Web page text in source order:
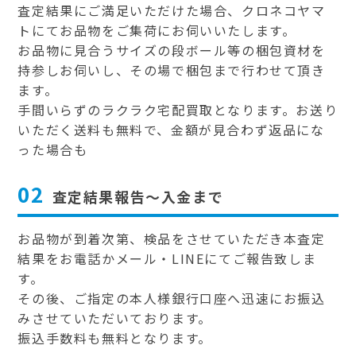
査定結果にご満足いただけた場合、クロネコヤマ
トにてお品物をご集荷にお伺いいたします。
お品物に見合うサイズの段ボール等の梱包資材を
持参しお伺いし、その場で梱包まで行わせて頂き
ます。
手間いらずのラクラク宅配買取となります。お送り
いただく送料も無料で、金額が見合わず返品にな
った場合も
02 査定結果報告～入金まで
お品物が到着次第、検品をさせていただき本査定
結果をお電話かメール・LINEにてご報告致しま
す。
その後、ご指定の本人様銀行口座へ迅速にお振込
みさせていただいております。
振込手数料も無料となります。